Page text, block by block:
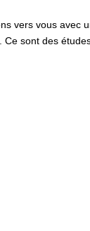
vers vous
sont des